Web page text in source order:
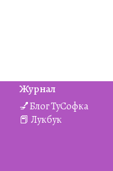
Журнал
💅Блог ТуСофка
📕 Лукбук